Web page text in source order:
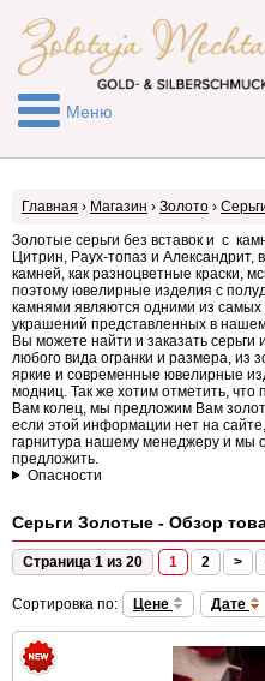
Меню
Главная › Магазин › Золото ›
Золотые серьги без вставок и с
Цитрин, Раух-топаз и Александрит,
камней, как разноцветные краски,
поэтому ювелирные изделия с
камнями являются одними из самых
украшений представленных в
Вы можете найти и заказать серьги
любого вида огранки и размера, из
яркие и современные ювелирные
модниц. Так же хотим отметить,
Вам колец, мы предложим Вам
если этой информации нет на
гарнитура нашему менеджеру и мы
предложить.
Опасности
Серьги Золотые - Обзор
Страница 1 из 20 1 2 >
Сортировка по: Цене Дате